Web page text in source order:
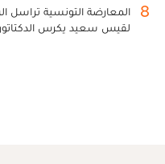
8
المعارضة التونسية تراسل
لقيس سعيد يكرس